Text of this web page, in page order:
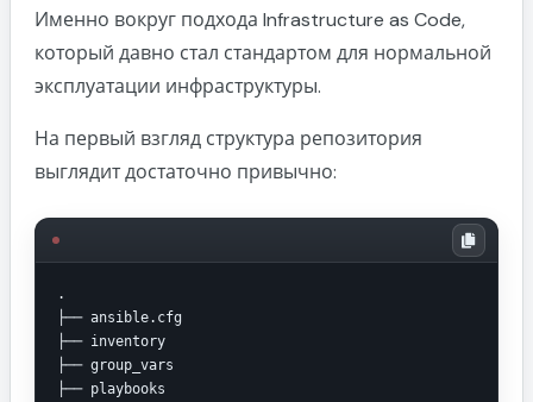
Именно вокруг подхода Infrastructure as Code,
который давно стал стандартом для нормальной
эксплуатации инфраструктуры.
На первый взгляд структура репозитория
выглядит достаточно привычно:
.
├── ansible.cfg
├── inventory
├── group_vars
├── playbooks